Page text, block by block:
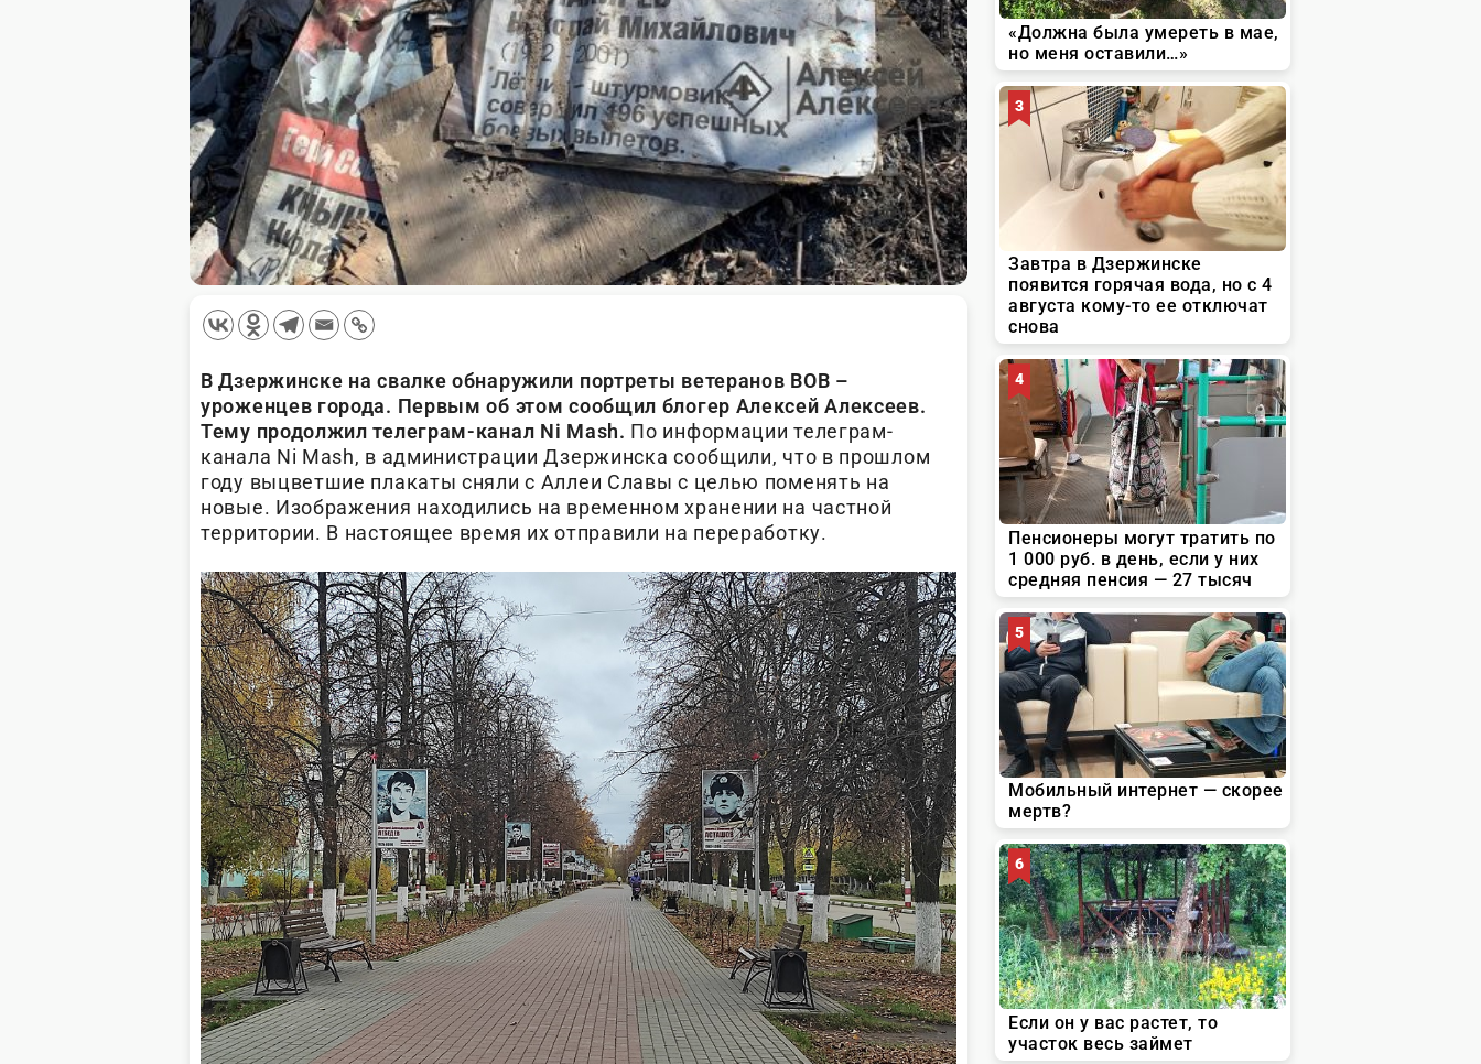
В Дзержинске на свалке обнаружили портреты ветеранов ВОВ –
уроженцев города. Первым об этом сообщил блогер Алексей Алексеев.
Тему продолжил телеграм-канал Ni Mash. По информации телеграм-
канала Ni Mash, в администрации Дзержинска сообщили, что в прошлом
году выцветшие плакаты сняли с Аллеи Славы с целью поменять на
новые. Изображения находились на временном хранении на частной
территории. В настоящее время их отправили на переработку.